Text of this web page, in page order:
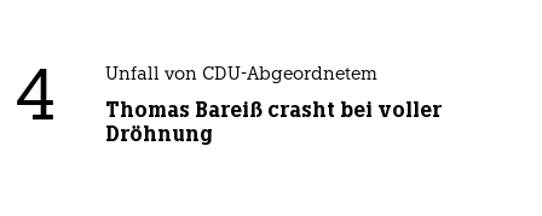
4 Unfall von CDU-Abgeordnetem
Thomas Bareiß crasht bei voller
Dröhnung